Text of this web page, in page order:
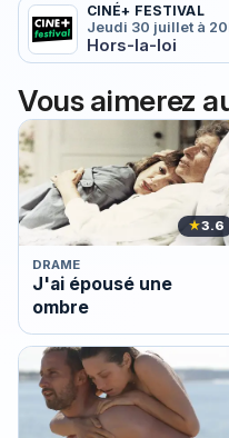
CINÉ+ FESTIVAL
Jeudi 30 juillet à
Hors-la-loi
Vous aimerez
★3.6
DRAME
J'ai épousé une
ombre